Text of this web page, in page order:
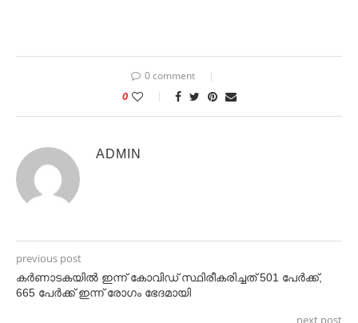
0 comment
0
ADMIN
previous post
കർണാടകയിൽ ഇന്ന് കോവിഡ് സ്ഥിരീകരിച്ചത് 501 പേർക്ക്,
665 പേർക്ക് ഇന്ന് രോഗം ഭേദമായി
next post